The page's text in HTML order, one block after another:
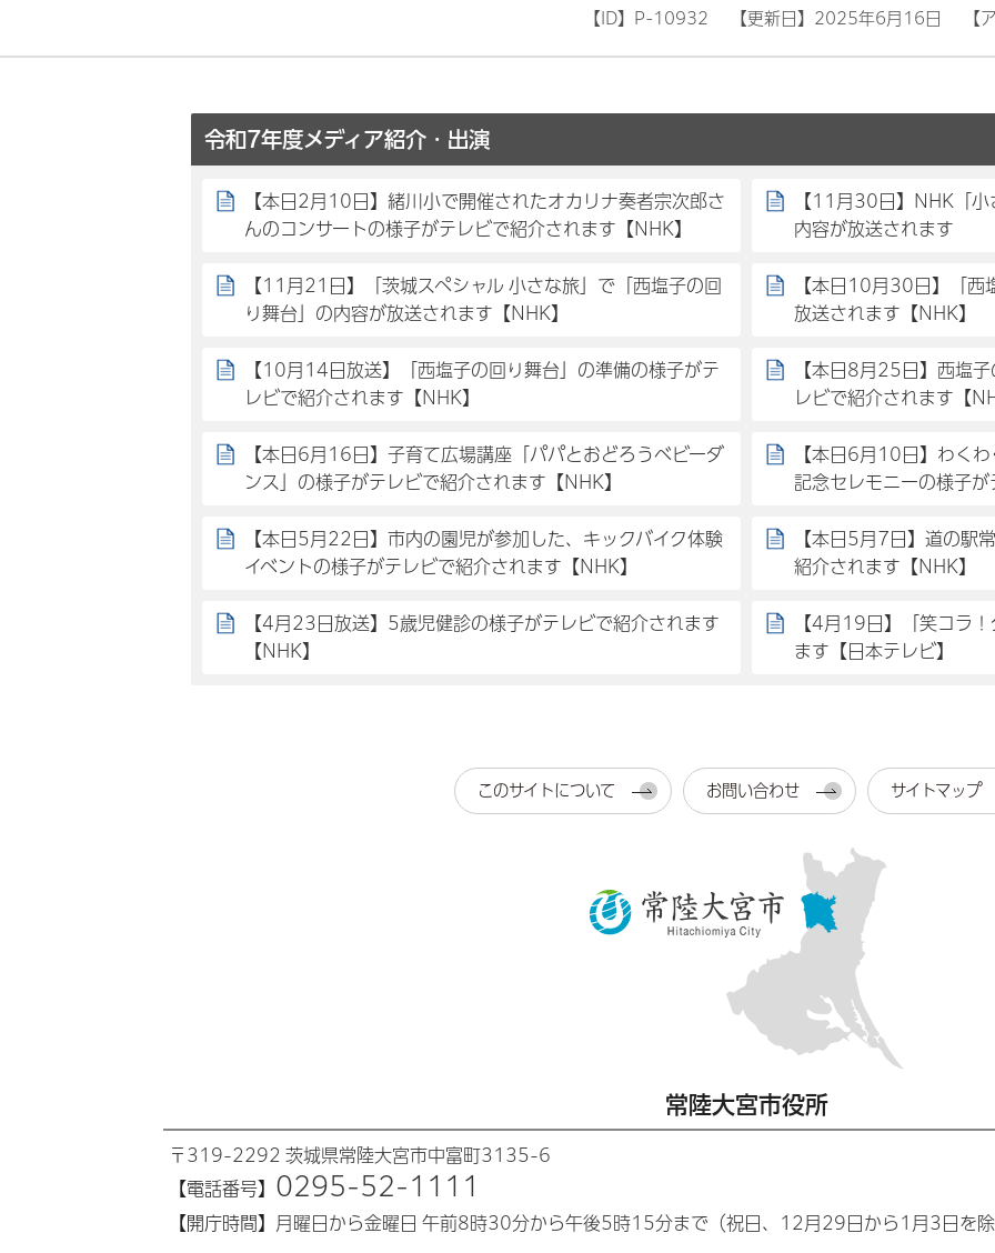
【ID】 P-10932 【更新日】 2025年6月16日 【
令和7年度メディア紹介・出演
【本日2月10日】緒川小で開催されたオカリナ奏者宗次郎さ
んのコンサートの様子がテレビで紹介されます【NHK】
【11月30日】NHK「小
内容が放送されます
【11月21日】「茨城スペシャル 小さな旅」で「西塩子の回
り舞台」の内容が放送されます【NHK】
【本日10月30日】「西
放送されます【NHK】
【10月14日放送】「西塩子の回り舞台」の準備の様子がテ
レビで紹介されます【NHK】
【本日8月25日】西塩
レビで紹介されます【
【本日6月16日】子育て広場講座「パパとおどろうベビーダ
ンス」の様子がテレビで紹介されます【NHK】
【本日6月10日】わく
記念セレモニーの様子
【本日5月22日】市内の園児が参加した、キックバイク体験
イベントの様子がテレビで紹介されます【NHK】
【本日5月7日】道の駅
紹介されます【NHK】
【4月23日放送】5歳児健診の様子がテレビで紹介されます
【NHK】
【4月19日】「笑コラ
ます【日本テレビ】
このサイトについて お問い合わせ サイトマップ
常陸大宮市役所
〒319-2292 茨城県常陸大宮市中富町3135-6
【電話番号】 0295-52-1111
【開庁時間】 月曜日から金曜日 午前8時30分から午後5時15分まで（祝日、12月29日から1月3日を